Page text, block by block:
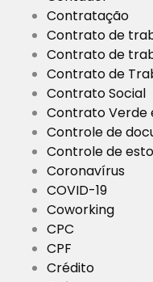
Contratação
Contrato de
Contrato de
Contrato de
Contrato Social
Contrato Verde
Controle de
Controle de
Coronavírus
COVID-19
Coworking
CPC
CPF
Crédito